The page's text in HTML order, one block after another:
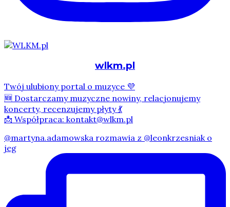
wlkm.pl
Twój ulubiony portal o muzyce 💜
🆕 Dostarczamy muzyczne nowiny, relacjonujemy
koncerty, recenzujemy płyty 💃
📩 Współpraca: kontakt@wlkm.pl
@martyna.adamowska rozmawia z @leonkrzesniak o
jeg